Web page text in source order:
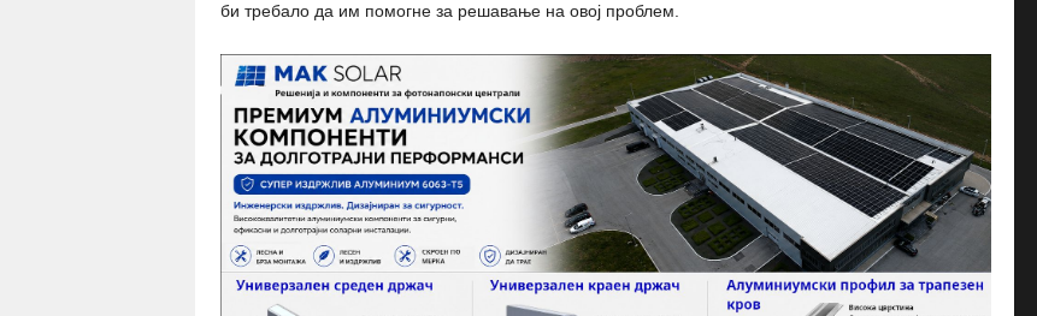
би требало да им помогне за решавање на овој проблем.